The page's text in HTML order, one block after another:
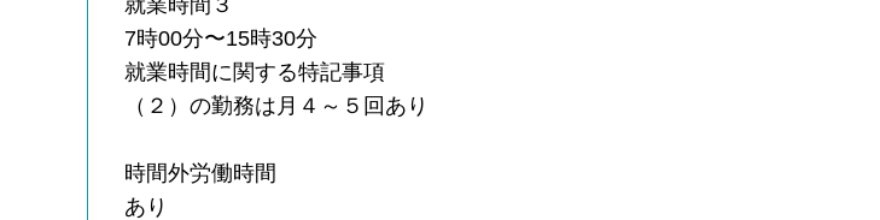
7時00分〜15時30分
就業時間に関する特記事項
（２）の勤務は月４～５回あり
時間外労働時間
あり